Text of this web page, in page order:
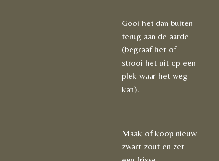
Gooi het dan buiten
terug aan de aarde
(begraaf het of
strooi het uit op een
plek waar het weg
kan).
Maak of koop nieuw
zwart zout en zet